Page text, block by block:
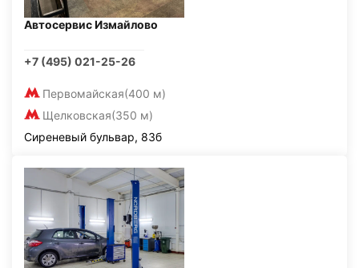
Автосервис Измайлово
+7 (495) 021-25-26
Первомайская(400 м)
Щелковская(350 м)
Сиреневый бульвар, 83б